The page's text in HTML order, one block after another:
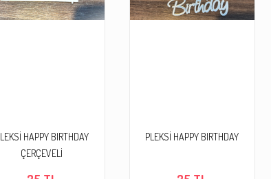
HAPPY BIRTHDAY
ÇERÇEVELİ
PLEKSİ HAPPY BIRTHDAY